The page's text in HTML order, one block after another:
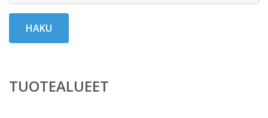
HAKU
TUOTEALUEET